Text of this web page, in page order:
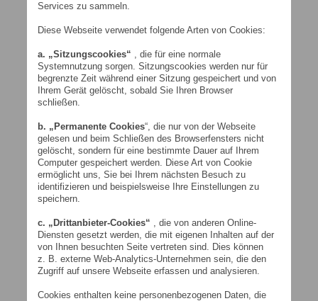
Services zu sammeln.
Diese Webseite verwendet folgende Arten von Cookies:
a. „Sitzungscookies“ , die für eine normale
Systemnutzung sorgen. Sitzungscookies werden nur für
begrenzte Zeit während einer Sitzung gespeichert und von
Ihrem Gerät gelöscht, sobald Sie Ihren Browser
schließen.
b. „Permanente Cookies“, die nur von der Webseite
gelesen und beim Schließen des Browserfensters nicht
gelöscht, sondern für eine bestimmte Dauer auf Ihrem
Computer gespeichert werden. Diese Art von Cookie
ermöglicht uns, Sie bei Ihrem nächsten Besuch zu
identifizieren und beispielsweise Ihre Einstellungen zu
speichern.
c. „Drittanbieter-Cookies“ , die von anderen Online-
Diensten gesetzt werden, die mit eigenen Inhalten auf der
von Ihnen besuchten Seite vertreten sind. Dies können
z. B. externe Web-Analytics-Unternehmen sein, die den
Zugriff auf unsere Webseite erfassen und analysieren.
Cookies enthalten keine personenbezogenen Daten, die